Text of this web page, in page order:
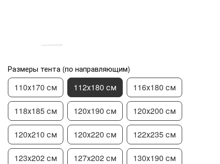
Размеры тента (по направляющим)
110х170 см 112х180 см 116х180 см
118х185 см 120х190 см 120х200 см
120х210 см 120х220 см 122х235 см
123х202 см 127х202 см 130х190 см